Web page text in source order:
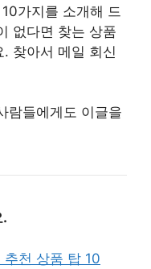
가지를 소개해 드
없다면 찾는 상품
찾아서 메일 회신
람들에게도 이글을
.
추천 상품 탑 10